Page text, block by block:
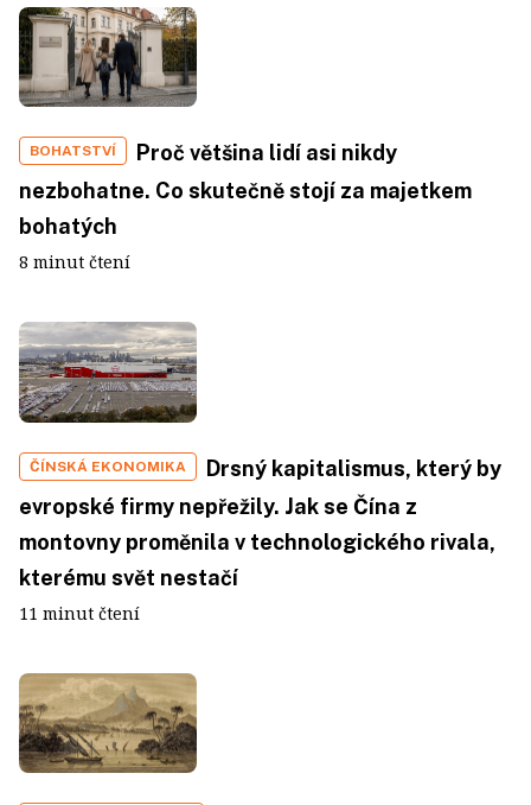
BOHATSTVÍ
Proč většina lidí asi nikdy
nezbohatne. Co skutečně stojí za majetkem
bohatých
8 minut čtení
ČÍNSKÁ EKONOMIKA
Drsný kapitalismus, který by
evropské firmy nepřežily. Jak se Čína z
montovny proměnila v technologického rivala,
kterému svět nestačí
11 minut čtení